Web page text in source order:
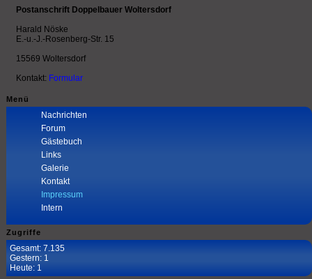
Postanschrift Doppelbauer Woltersdorf
Harald Nöske
E.-u.-J.-Rosenberg-Str. 15
15569 Woltersdorf
Kontakt: Formular
Menü
Navigation
überspringen
Nachrichten
Forum
Gästebuch
Links
Galerie
Kontakt
Impressum
Intern
Zugriffe
Gesamt: 7.135
Gestern: 1
Heute: 1